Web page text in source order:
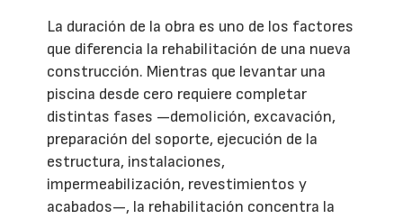
La duración de la obra es uno de los factores
que diferencia la rehabilitación de una nueva
construcción. Mientras que levantar una
piscina desde cero requiere completar
distintas fases —demolición, excavación,
preparación del soporte, ejecución de la
estructura, instalaciones,
impermeabilización, revestimientos y
acabados—, la rehabilitación concentra la